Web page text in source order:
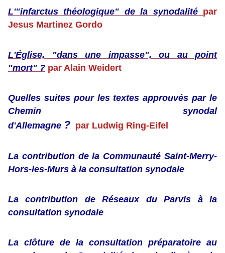
L'"infarctus théologique" de la synodalité par
Jesus Martinez Gordo
L'Église, "dans une impasse", ou au point
"mort" ? par Alain Weidert
Quelles suites pour les textes approuvés par le
Chemin synodal
d'Allemagne ? par Ludwig Ring-Eifel
La contribution de la Communauté Saint-Merry-
Hors-les-Murs à la consultation synodale
La contribution de Réseaux du Parvis à la
consultation synodale
La clôture de la consultation préparatoire au